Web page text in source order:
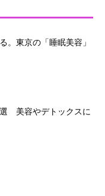
。東京の「睡眠美容」
美容やデトックスに